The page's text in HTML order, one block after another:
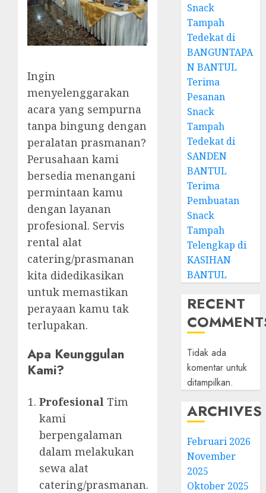
Ingin
menyelenggarakan
acara yang sempurna
tanpa bingung dengan
peralatan prasmanan?
Perusahaan kami
bersedia menangani
permintaan kamu
dengan layanan
profesional. Servis
rental alat
catering/prasmanan
kita didedikasikan
untuk memastikan
perayaan kamu tak
terlupakan.
Apa Keunggulan
Kami?
Profesional Tim
kami
berpengalaman
dalam melakukan
sewa alat
catering/prasmanan.
Snack
Tampah
Tedekat di
BANGUNTAPA
N BANTUL
Terima
Pesanan
Snack
Tampah
Tedekat di
SANDEN
BANTUL
Terima
Pembuatan
Snack
Tampah
Telengkap di
KASIHAN
BANTUL
RECENT
Tidak ada
komentar untuk
ditampilkan.
ARCHIVES
Februari 2026
November
2025
Oktober 2025